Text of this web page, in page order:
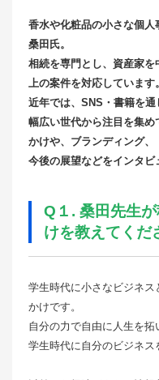
香水や化粧品の小さな個
桑田氏。
相続を専門とし、資産家
上の案件を対応しています。
近年では、SNS・書籍を通
幅広い世代から注目を集
かけや、ブランディング、
今後の展望などをインタビ
Q１. 桑田先生
けを教えてくだ
学生時代に小さなビジネ
かけです。
自分の力で自由に人生を拓
学生時代に自分のビジネス